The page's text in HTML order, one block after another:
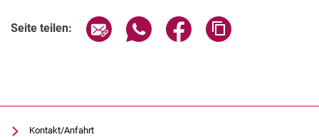
Seite teilen: Seite über E-Mail teilen
Seite über WhatsApp teilen
Seite über Facebook
Kontakt/Anfahrt